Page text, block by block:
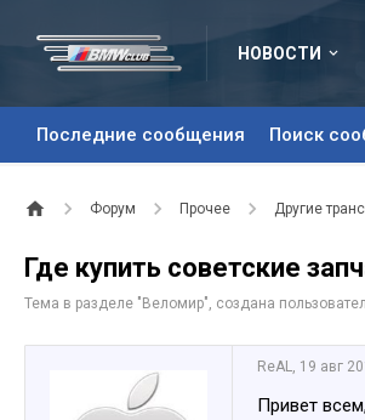
НОВОСТИ
Последние сообщения Поиск
Форум Прочее Другие
Где купить советские
Тема в разделе " Веломир", создана
ReAL, 19 авг
Привет